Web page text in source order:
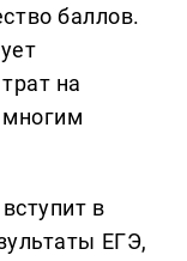
баллов.
на
многим
в
ЕГЭ,